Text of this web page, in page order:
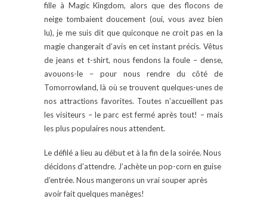
fille à Magic Kingdom, alors que des flocons de
neige tombaient doucement (oui, vous avez bien
lu), je me suis dit que quiconque ne croit pas en la
magie changerait d’avis en cet instant précis. Vêtus
de jeans et t-shirt, nous fendons la foule – dense,
avouons-le – pour nous rendre du côté de
Tomorrowland, là où se trouvent quelques-unes de
nos attractions favorites. Toutes n’accueillent pas
les visiteurs – le parc est fermé après tout! – mais
les plus populaires nous attendent.
Le défilé a lieu au début et à la fin de la soirée. Nous
décidons d’attendre. J’achète un pop-corn en guise
d’entrée. Nous mangerons un vrai souper après
avoir fait quelques manèges!